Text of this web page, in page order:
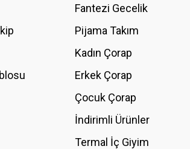
Fantezi Gecelik
Pijama Takım
Kadın Çorap
Erkek Çorap
Çocuk Çorap
İndirimli Ürünler
Termal İç Giyim